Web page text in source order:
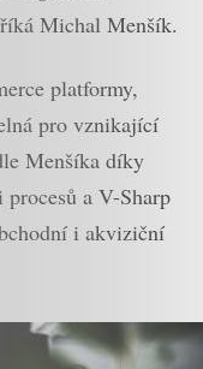
říká Michal Menšík.
platformy,
pro vznikající
Menšíka díky
a V-Sharp
i akviziční